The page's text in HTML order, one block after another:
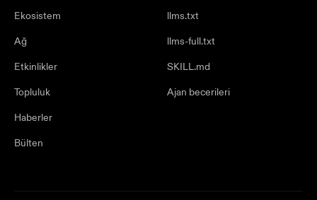
Ekosistem
Ağ
Etkinlikler
Topluluk
Haberler
Bülten
llms.txt
llms-full.txt
SKILL.md
Ajan becerileri